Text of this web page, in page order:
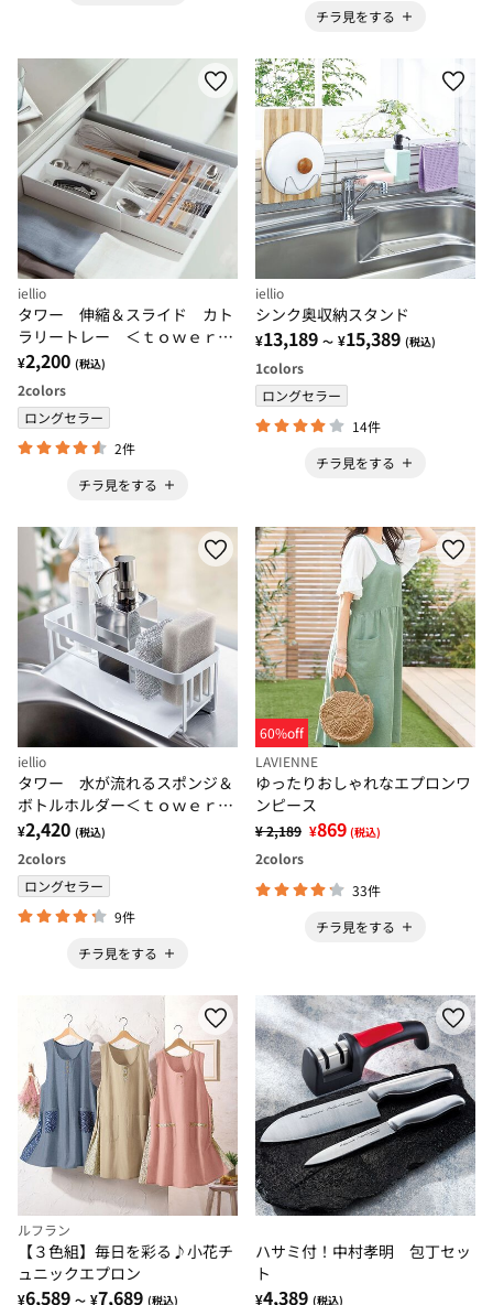
チラ見をする
iellio
タワー 伸縮＆スライド カト
ラリートレー ＜ｔｏｗｅｒ
山崎実業＞
¥2,200 (税込)
2colors
ロングセラー
2件
チラ見をする
iellio
シンク奥収納スタンド
¥13,189 ～ ¥15,389 (税込)
1colors
ロングセラー
14件
チラ見をする
iellio
タワー 水が流れるスポンジ＆
ボトルホルダー＜ｔｏｗｅｒ
山崎実業＞
¥2,420 (税込)
2colors
ロングセラー
9件
チラ見をする
60%off
LAVIENNE
ゆったりおしゃれなエプロンワ
ンピース
¥ 2,189 ¥869 (税込)
2colors
33件
チラ見をする
ルフラン
【３色組】毎日を彩る♪小花チ
ュニックエプロン
¥6,589 ～ ¥7,689 (税込)
ハサミ付！中村孝明 包丁セッ
ト
¥4,389 (税込)